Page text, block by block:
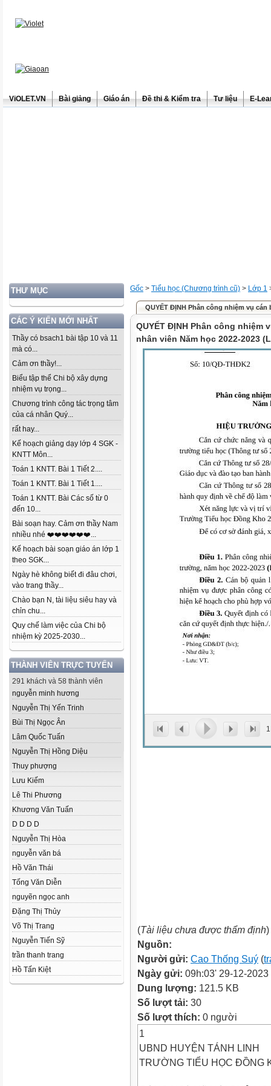
ViOLET.VN Bài giảng Giáo án Đề thi & Kiểm tra Tư liệu E-
THƯ MỤC
CÁC Ý KIẾN MỚI NHẤT
Thầy có bsach1 bài tập 10 và 11
mà có...
Cảm ơn thầy!...
Biểu tập thể Chi bộ xây dựng
nhiệm vụ trọng...
Chương trình công tác trọng tâm
của cá nhân Quý...
rất hay...
Kế hoạch giảng dạy lớp 4 SGK -
KNTT Môn...
Toán 1 KNTT. Bài 1 Tiết 2....
Toán 1 KNTT. Bài 1 Tiết 1....
Toán 1 KNTT. Bài Các số từ 0
đến 10...
Bài soạn hay. Cảm ơn thầy Nam
nhiều nhé ❤️❤️❤️❤️❤️❤️...
Kế hoạch bài soạn giáo án lớp 1
theo SGK...
Ngày hè không biết đi đâu chơi,
vào trang thầy...
Chào bạn N, tài liệu siêu hay và
chỉn chu...
Quy chế làm việc của Chi bộ
nhiệm kỳ 2025-2030...
THÀNH VIÊN TRỰC TUYẾN
291 khách và 58 thành viên
nguyễn minh hương
Nguyễn Thị Yến Trinh
Bùi Thị Ngọc Ân
Lâm Quốc Tuấn
Nguyễn Thị Hồng Diệu
Thuy phượng
Lưu Kiếm
Lê Thi Phương
Khương Văn Tuấn
D D D D
Nguyễn Thị Hòa
nguyễn văn bá
Hồ Văn Thái
Tống Văn Diễn
nguyẽn ngọc anh
Đặng Thị Thủy
Võ Thị Trang
Nguyễn Tiến Sỹ
trần thanh trang
Hồ Tấn Kiệt
Gốc > Tiểu học (Chương trình cũ) > Lớp 1
QUYẾT ĐỊNH Phân công nhiệm vụ cán
QUYẾT ĐỊNH Phân công nhiệm
nhân viên Năm học 2022-2023
1
(Tài liệu chưa được thẩm định)
Nguồn:
Người gửi: Cao Thống Suý (
Ngày gửi: 09h:03' 29-12-2023
Dung lượng: 121.5 KB
Số lượt tải: 30
Số lượt thích: 0 người
1
UBND HUYỆN TÁNH LINH
TRƯỜNG TIỂU HỌC ĐỒNG